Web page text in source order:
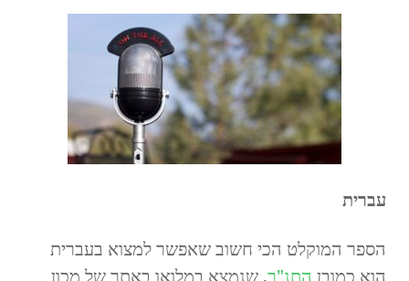
עברית
הספר המוקלט הכי חשוב שאפשר למצוא בעברית
הוא כמובן התנ"ך, שנמצא במלואו באתר של מכון